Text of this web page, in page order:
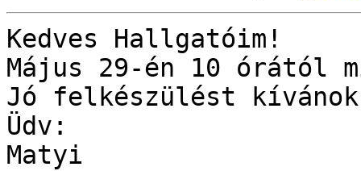
Kedves Hallgatóim!
Május 29-én 10 órától
Jó felkészülést
Üdv:
Matyi